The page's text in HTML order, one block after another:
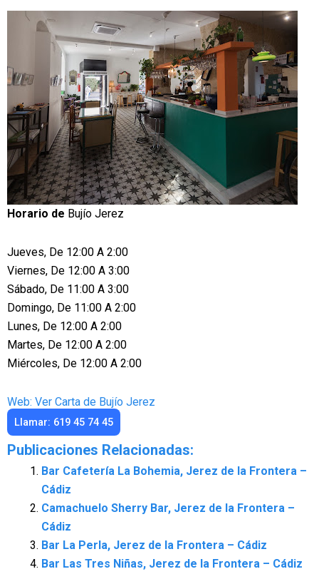
Horario de Bujío Jerez
Jueves, De 12:00 A 2:00
Viernes, De 12:00 A 3:00
Sábado, De 11:00 A 3:00
Domingo, De 11:00 A 2:00
Lunes, De 12:00 A 2:00
Martes, De 12:00 A 2:00
Miércoles, De 12:00 A 2:00
Web: Ver Carta de Bujío Jerez
Llamar: 619 45 74 45
Publicaciones Relacionadas:
Bar Cafetería La Bohemia, Jerez de la Frontera –
Cádiz
Camachuelo Sherry Bar, Jerez de la Frontera –
Cádiz
Bar La Perla, Jerez de la Frontera – Cádiz
Bar Las Tres Niñas, Jerez de la Frontera – Cádiz